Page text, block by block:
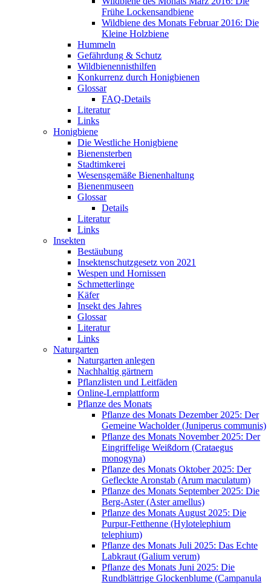
Frühe Lockensandbiene
Wildbiene des Monats Februar 2016: Die
Kleine Holzbiene
Hummeln
Gefährdung & Schutz
Wildbienennisthilfen
Konkurrenz durch Honigbienen
Glossar
FAQ-Details
Literatur
Links
Honigbiene
Die Westliche Honigbiene
Bienensterben
Stadtimkerei
Wesensgemäße Bienenhaltung
Bienenmuseen
Glossar
Details
Literatur
Links
Insekten
Bestäubung
Insektenschutzgesetz von 2021
Wespen und Hornissen
Schmetterlinge
Käfer
Insekt des Jahres
Glossar
Literatur
Links
Naturgarten
Naturgarten anlegen
Nachhaltig gärtnern
Pflanzlisten und Leitfäden
Online-Lernplattform
Pflanze des Monats
Pflanze des Monats Dezember 2025: Der
Gemeine Wacholder (Juniperus communis)
Pflanze des Monats November 2025: Der
Eingriffelige Weißdorn (Crataegus
monogyna)
Pflanze des Monats Oktober 2025: Der
Gefleckte Aronstab (Arum maculatum)
Pflanze des Monats September 2025: Die
Berg-Aster (Aster amellus)
Pflanze des Monats August 2025: Die
Purpur-Fetthenne (Hylotelephium
telephium)
Pflanze des Monats Juli 2025: Das Echte
Labkraut (Galium verum)
Pflanze des Monats Juni 2025: Die
Rundblättrige Glockenblume (Campanula